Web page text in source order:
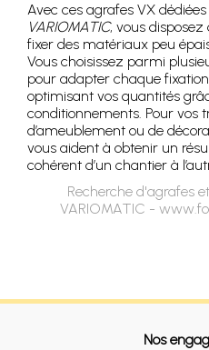
Avec ces agrafes VX
VARIOMATIC, vous disposez
fixer des matériaux peu
Vous choisissez parmi
pour adapter chaque
optimisant vos quantités
conditionnements. Pour vos
d’ameublement ou de
vous aident à obtenir un
cohérent d’un chantier à
Recherche d'agrafes
VARIOMATIC -
Nos